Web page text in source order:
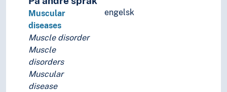
engelsk
Muscular
diseases
Muscle disorder
Muscle
disorders
Muscular
disease